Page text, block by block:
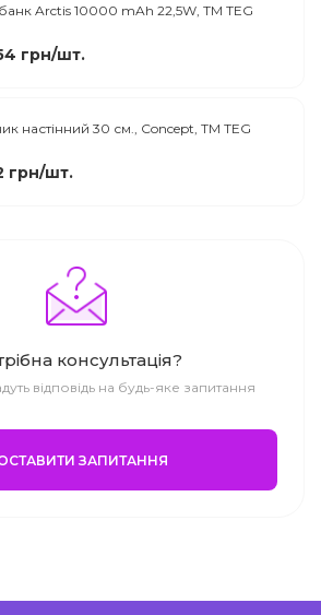
Arctis 10000 mAh 22,5W, ТМ TEG
грн/шт.
настінний 30 см., Concept, TM TEG
грн/шт.
консультація?
відповідь на будь-яке запитання
ЗАПИТАННЯ